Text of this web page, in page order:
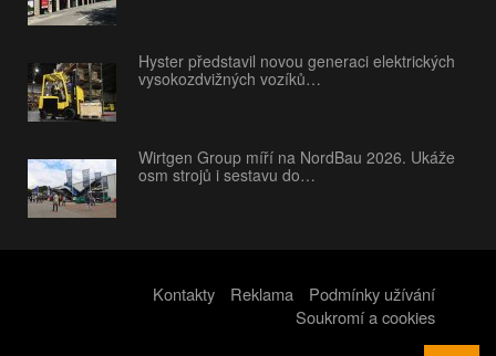
Hyster představil novou generaci elektrických
vysokozdvižných vozíků…
Wirtgen Group míří na NordBau 2026. Ukáže
osm strojů i sestavu do…
Kontakty Reklama
Podmínky užívání
Soukromí a cookies